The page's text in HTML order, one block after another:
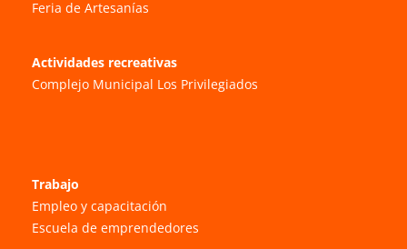
Feria de Artesanías
Actividades recreativas
Complejo Municipal Los Privilegiados
Trabajo
Empleo y capacitación
Escuela de emprendedores